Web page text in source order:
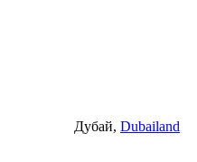
Дубай, Dubailand